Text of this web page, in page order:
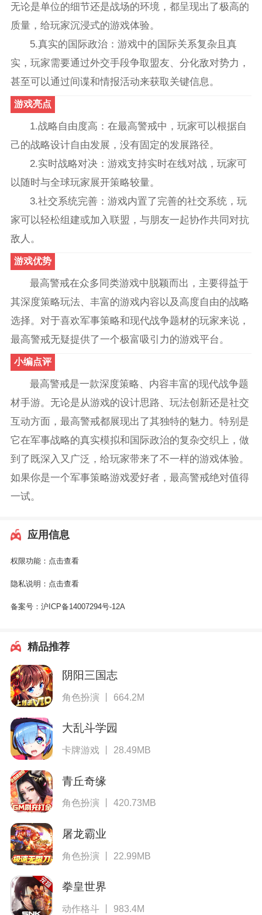
无论是单位的细节还是战场的环境，都呈现出了极高的
质量，给玩家沉浸式的游戏体验。
5.真实的国际政治：游戏中的国际关系复杂且真
实，玩家需要通过外交手段争取盟友、分化敌对势力，
甚至可以通过间谍和情报活动来获取关键信息。
游戏亮点
1.战略自由度高：在最高警戒中，玩家可以根据自
己的战略设计自由发展，没有固定的发展路径。
2.实时战略对决：游戏支持实时在线对战，玩家可
以随时与全球玩家展开策略较量。
3.社交系统完善：游戏内置了完善的社交系统，玩
家可以轻松组建或加入联盟，与朋友一起协作共同对抗
敌人。
游戏优势
最高警戒在众多同类游戏中脱颖而出，主要得益于
其深度策略玩法、丰富的游戏内容以及高度自由的战略
选择。对于喜欢军事策略和现代战争题材的玩家来说，
最高警戒无疑提供了一个极富吸引力的游戏平台。
小编点评
最高警戒是一款深度策略、内容丰富的现代战争题
材手游。无论是从游戏的设计思路、玩法创新还是社交
互动方面，最高警戒都展现出了其独特的魅力。特别是
它在军事战略的真实模拟和国际政治的复杂交织上，做
到了既深入又广泛，给玩家带来了不一样的游戏体验。
如果你是一个军事策略游戏爱好者，最高警戒绝对值得
一试。
应用信息
权限功能： 点击查看
隐私说明： 点击查看
备案号： 沪ICP备14007294号-12A
精品推荐
阴阳三国志
角色扮演 丨 664.2M
大乱斗学园
卡牌游戏 丨 28.49MB
青丘奇缘
角色扮演 丨 420.73MB
屠龙霸业
角色扮演 丨 22.99MB
拳皇世界
动作格斗 丨 983.4M